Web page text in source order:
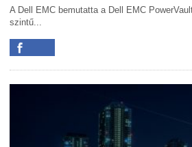
A Dell EMC bemutatta a Dell EMC
szintű...